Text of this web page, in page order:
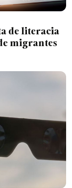
de literacia
migrantes